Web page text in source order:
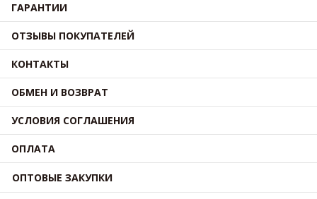
ГАРАНТИИ
ОТЗЫВЫ ПОКУПАТЕЛЕЙ
КОНТАКТЫ
ОБМЕН И ВОЗВРАТ
УСЛОВИЯ СОГЛАШЕНИЯ
ОПЛАТА
ОПТОВЫЕ ЗАКУПКИ